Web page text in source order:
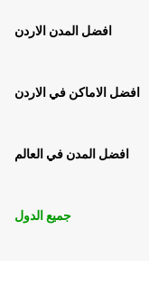
افضل المدن الاردن
افضل الاماكن في الاردن
افضل المدن في العالم
جميع الدول